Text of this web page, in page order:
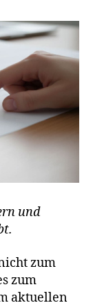
und
zum
zum
aktuellen